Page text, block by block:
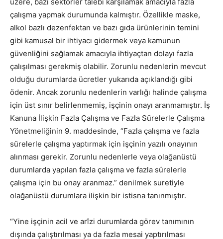
çalışma yapmak durumunda kalmıştır. Özellikle maske,
alkol bazlı dezenfektan ve bazı gıda ürünlerinin temini
gibi kamusal bir ihtiyacı gidermek veya kamunun
güvenliğini sağlamak amacıyla ihtiyaçtan dolayı fazla
çalışılması gerekmiş olabilir. Zorunlu nedenlerin mevcut
olduğu durumlarda ücretler yukarıda açıklandığı gibi
ödenir. Ancak zorunlu nedenlerin varlığı halinde çalışma
için üst sınır belirlenmemiş, işçinin onayı aranmamıştır. İş
Kanuna İlişkin Fazla Çalışma ve Fazla Sürelerle Çalışma
Yönetmeliğinin 9. maddesinde, “Fazla çalışma ve fazla
sürelerle çalışma yaptırmak için işçinin yazılı onayının
alınması gerekir. Zorunlu nedenlerle veya olağanüstü
durumlarda yapılan fazla çalışma ve fazla sürelerle
çalışma için bu onay aranmaz.” denilmek suretiyle
olağanüstü durumlara ilişkin bir istisna tanınmıştır.
“Yine işçinin acil ve arîzi durumlarda görev tanımının
dışında çalıştırılması ya da fazla mesai yaptırılması